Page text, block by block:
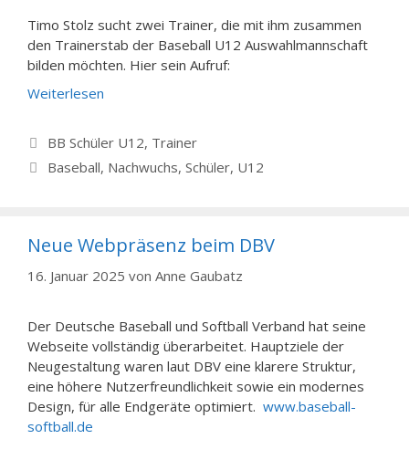
Timo Stolz sucht zwei Trainer, die mit ihm zusammen
den Trainerstab der Baseball U12 Auswahlmannschaft
bilden möchten. Hier sein Aufruf:
Weiterlesen
Kategorien
BB Schüler U12, Trainer
Schlagwörter
Baseball, Nachwuchs, Schüler, U12
Neue Webpräsenz beim DBV
16. Januar 2025 von Anne Gaubatz
Der Deutsche Baseball und Softball Verband hat seine
Webseite vollständig überarbeitet. Hauptziele der
Neugestaltung waren laut DBV eine klarere Struktur,
eine höhere Nutzerfreundlichkeit sowie ein modernes
Design, für alle Endgeräte optimiert. www.baseball-
softball.de